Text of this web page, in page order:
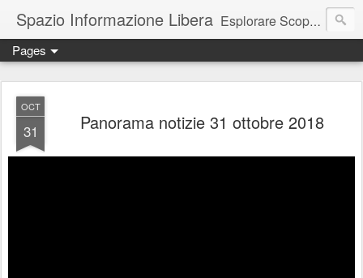
Spazio Informazione Libera Esplorare Scoprire Creare
Escursioni, viaggi, arte, tecnologia, attualità
Pages
OCT
31 Panorama notizie 31 ottobre 2018